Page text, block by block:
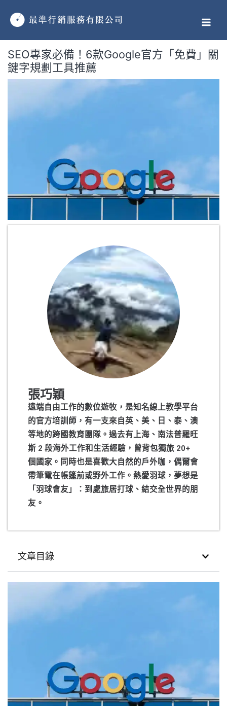
SEO專家必備！6款Google官方「免費」關
鍵字規劃工具推薦
張巧穎
遠端自由工作的數位遊牧，是知名線上教學平台
的官方培訓師，有一支來自英、美、日、泰、澳
等地的跨國教育團隊。過去有上海、南法普羅旺
斯 2 段海外工作和生活經驗，曾背包獨旅 20+
個國家。同時也是喜歡大自然的戶外咖，偶爾會
帶筆電在帳篷前或野外工作。熱愛羽球，夢想是
「羽球會友」：到處旅居打球、結交全世界的朋
友。
文章目錄